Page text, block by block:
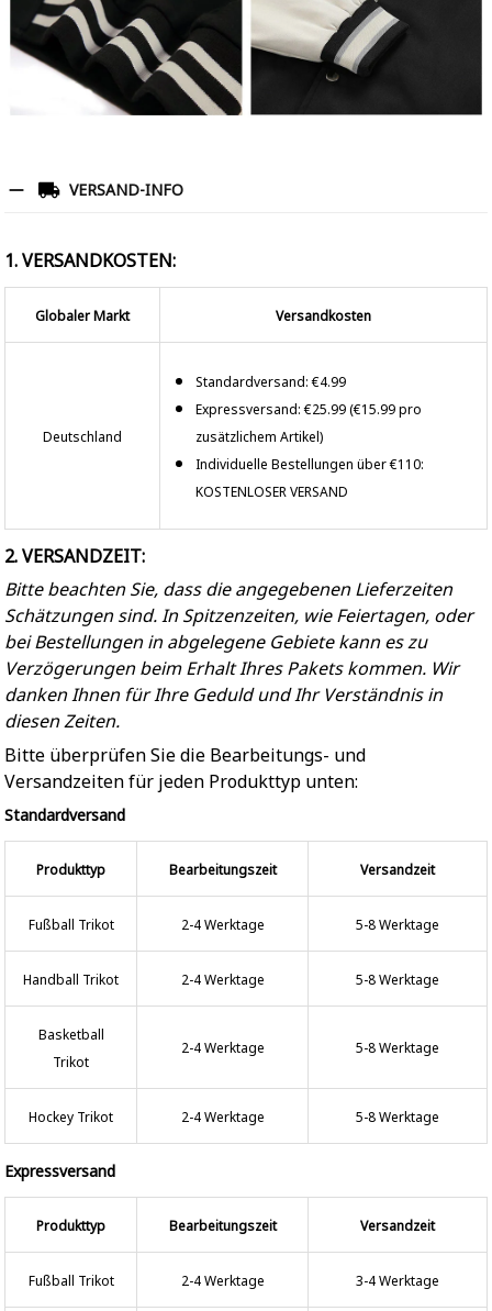
VERSAND-INFO
1. VERSANDKOSTEN:
Globaler Markt Versandkosten
Deutschland
Standardversand: €4.99
Expressversand: €25.99 (€15.99 pro
zusätzlichem Artikel)
Individuelle Bestellungen über €110:
KOSTENLOSER VERSAND
2. VERSANDZEIT:
Bitte beachten Sie, dass die angegebenen Lieferzeiten
Schätzungen sind. In Spitzenzeiten, wie Feiertagen, oder
bei Bestellungen in abgelegene Gebiete kann es zu
Verzögerungen beim Erhalt Ihres Pakets kommen. Wir
danken Ihnen für Ihre Geduld und Ihr Verständnis in
diesen Zeiten.
Bitte überprüfen Sie die Bearbeitungs- und
Versandzeiten für jeden Produkttyp unten:
Standardversand
Produkttyp Bearbeitungszeit Versandzeit
Fußball Trikot 2-4 Werktage 5-8 Werktage
Handball Trikot 2-4 Werktage 5-8 Werktage
Basketball
Trikot
2-4 Werktage 5-8 Werktage
Hockey Trikot 2-4 Werktage 5-8 Werktage
Expressversand
Produkttyp Bearbeitungszeit Versandzeit
Fußball Trikot 2-4 Werktage 3-4 Werktage